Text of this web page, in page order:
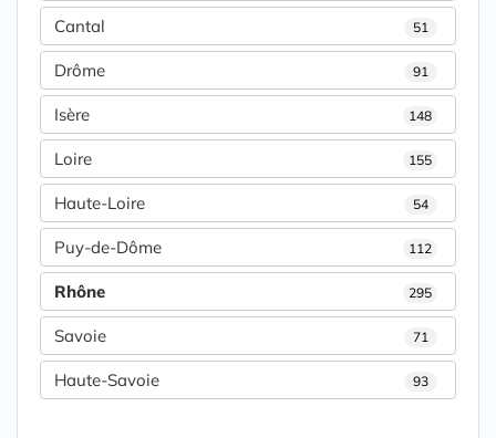
Cantal 51
Drôme 91
Isère 148
Loire 155
Haute-Loire 54
Puy-de-Dôme 112
Rhône 295
Savoie 71
Haute-Savoie 93